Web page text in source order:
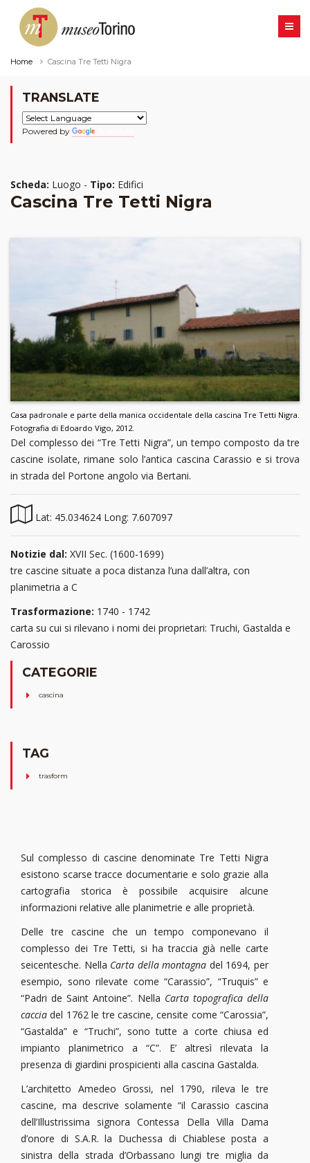
Home Cascina Tre Tetti Nigra
TRANSLATE
Powered by
Scheda: Luogo - Tipo: Edifici
Cascina Tre Tetti Nigra
Casa padronale e parte della manica occidentale della cascina Tre Tetti Nigra.
Fotografia di Edoardo Vigo, 2012.
Del complesso dei “Tre Tetti Nigra”, un tempo composto da tre
cascine isolate, rimane solo l’antica cascina Carassio e si trova
in strada del Portone angolo via Bertani.
Lat: 45.034624 Long: 7.607097
Notizie dal: XVII Sec. (1600-1699)
tre cascine situate a poca distanza l’una dall’altra, con
planimetria a C
Trasformazione: 1740 - 1742
carta su cui si rilevano i nomi dei proprietari: Truchi, Gastalda e
Carossio
CATEGORIE
cascina
TAG
trasform
Sul complesso di cascine denominate Tre Tetti Nigra
esistono scarse tracce documentarie e solo grazie alla
cartografia storica è possibile acquisire alcune
informazioni relative alle planimetrie e alle proprietà.
Delle tre cascine che un tempo componevano il
complesso dei Tre Tetti, si ha traccia già nelle carte
seicentesche. Nella Carta della montagna del 1694, per
esempio, sono rilevate come “Carassio”, “Truquis” e
“Padri de Saint Antoine”. Nella Carta topografica della
caccia del 1762 le tre cascine, censite come “Carossia”,
“Gastalda” e “Truchi”, sono tutte a corte chiusa ed
impianto planimetrico a “C”. E’ altresì rilevata la
presenza di giardini prospicienti alla cascina Gastalda.
L’architetto Amedeo Grossi, nel 1790, rileva le tre
cascine, ma descrive solamente “il Carassio cascina
dell’Illustrissima signora Contessa Della Villa Dama
d’onore di S.A.R. la Duchessa di Chiablese posta a
sinistra della strada d’Orbassano lungi tre miglia da